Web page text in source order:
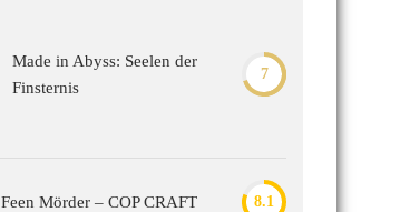
Made in Abyss: Seelen der
Finsternis
7
Feen Mörder – COP CRAFT 8.1